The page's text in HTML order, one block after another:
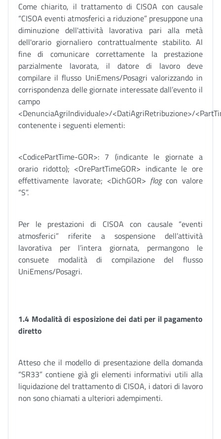
Come chiarito, il trattamento di CISOA con causale
“CISOA eventi atmosferici a riduzione” presuppone una
diminuzione dell'attività lavorativa pari alla metà
dell'orario giornaliero contrattualmente stabilito. Al
fine di comunicare correttamente la prestazione
parzialmente lavorata, il datore di lavoro deve
compilare il flusso UniEmens/Posagri valorizzando in
corrispondenza delle giornate interessate dall’evento il
campo
<DenunciaAgriIndividuale>/<DatiAgriRetribuzione>/
contenente i seguenti elementi:
<CodicePartTime-GOR>: 7 (indicante le giornate a
orario ridotto); <OrePartTimeGOR> indicante le ore
effettivamente lavorate; <DichGOR> flagcon valore
“S”.
Per le prestazioni di CISOA con causale “eventi
atmosferici” riferite a sospensione dell’attività
lavorativa per l’intera giornata, permangono le
consuete modalità di compilazione del flusso
UniEmens/Posagri.
1.4 Modalità di esposizione dei dati per il pagamento
diretto
Atteso che il modello di presentazione della domanda
“SR33” contiene già gli elementi informativi utili alla
liquidazione del trattamento di CISOA, i datori di lavoro
non sono chiamati a ulteriori adempimenti.